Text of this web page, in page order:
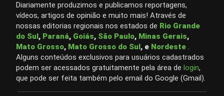
Diariamente produzimos e publicamos reportagens,
vídeos, artigos de opinião e muito mais! Através de
nossas editorias regionais nos estados de Rio Grande
do Sul , Paraná, Goiás, São Paulo, Minas Gerais,
Mato Grosso, Mato Grosso do Sul , e Nordeste .
Alguns conteúdos exclusivos para usuários cadastrados
podem ser acessados gratuitamente pela área de login,
que pode ser feita também pelo email do Google (Gmail).